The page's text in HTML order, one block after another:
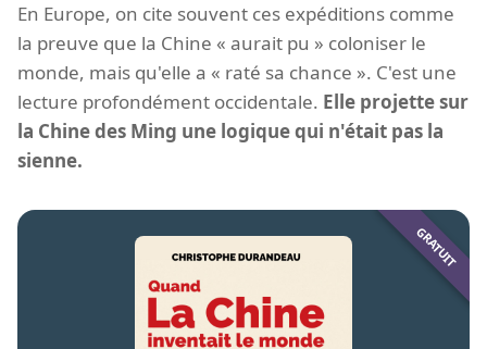
En Europe, on cite souvent ces expéditions comme
la preuve que la Chine « aurait pu » coloniser le
monde, mais qu'elle a « raté sa chance ». C'est une
lecture profondément occidentale. Elle projette sur
la Chine des Ming une logique qui n'était pas la
sienne.